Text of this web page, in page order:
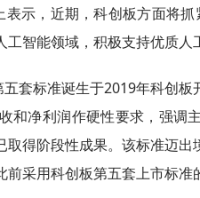
表示，近期，科创板方面将
智能领域，积极支持优质人
套标准诞生于2019年科创
和净利润作硬性要求，强调
取得阶段性成果。该标准迈
前采用科创板第五套上市标